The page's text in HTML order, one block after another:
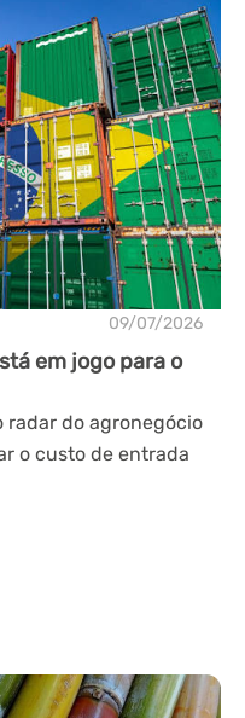
09/07/2026
em jogo para o
radar do agronegócio
o custo de entrada